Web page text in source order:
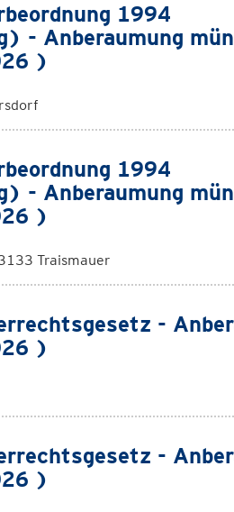
1994
- Anberaumung
)
1994
- Anberaumung
)
Traismauer
-
)
-
)